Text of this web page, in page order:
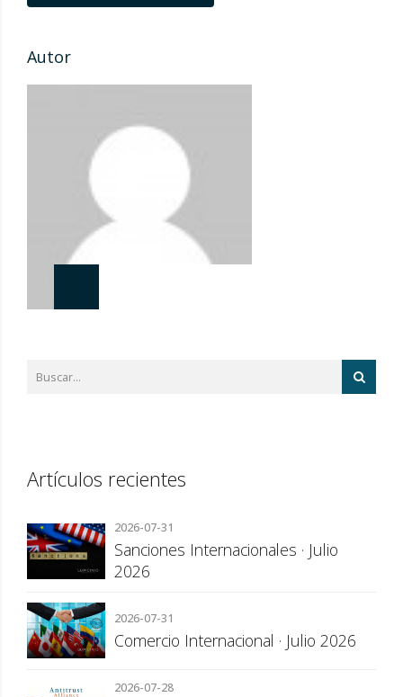
Autor
Artículos recientes
2026-07-31
Sanciones Internacionales · Julio
2026
2026-07-31
Comercio Internacional · Julio 2026
2026-07-28